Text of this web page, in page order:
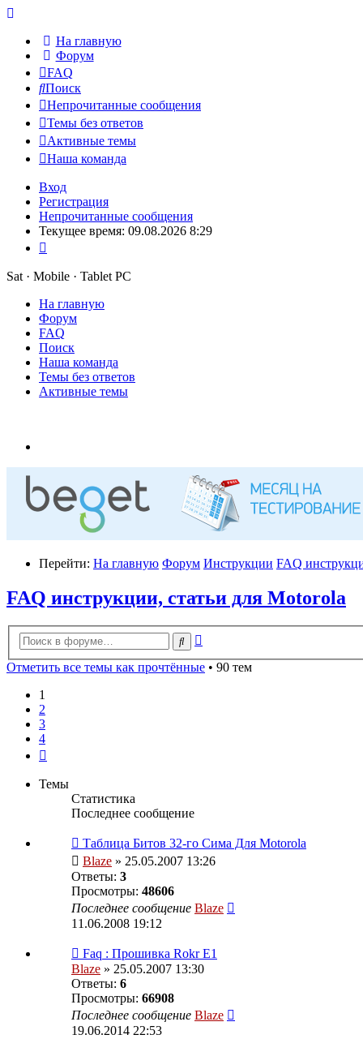
На главную
Форум
FAQ
Поиск
Непрочитанные сообщения
Темы без ответов
Активные темы
Наша команда
Вход
Регистрация
Непрочитанные сообщения
Текущее время: 09.08.2026 8:29
Sat · Mobile · Tablet PC
На главную
Форум
FAQ
Поиск
Наша команда
Темы без ответов
Активные темы
Перейти: На главную Форум Инструкции FAQ
FAQ инструкции, статьи для Motorola
Поиск
Отметить все темы как прочтённые • 90 тем
1
2
3
4
Темы
Статистика
Последнее сообщение
Таблица Битов 32-го Сима Для Motorola
Blaze » 25.05.2007 13:26
Ответы: 3
Просмотры: 48606
Последнее сообщение Blaze
11.06.2008 19:12
Faq : Прошивка Rokr E1
Blaze » 25.05.2007 13:30
Ответы: 6
Просмотры: 66908
Последнее сообщение Blaze
19.06.2014 22:53